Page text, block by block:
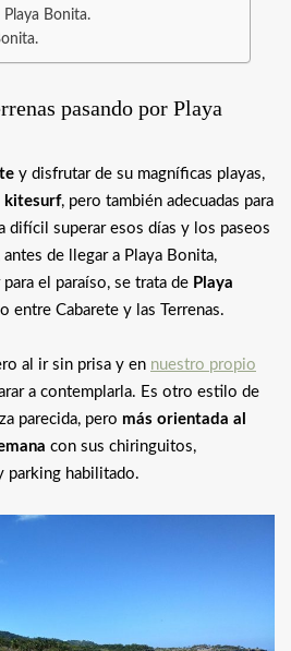
Bonita.
pasando por Playa
y disfrutar de su magníficas playas,
kitesurf, pero también adecuadas para
difícil superar esos días y los paseos
de llegar a Playa Bonita,
el paraíso, se trata de Playa
entre Cabarete y las Terrenas.
al ir sin prisa y en nuestro propio
a contemplarla. Es otro estilo de
parecida, pero más orientada al
con sus chiringuitos,
parking habilitado.